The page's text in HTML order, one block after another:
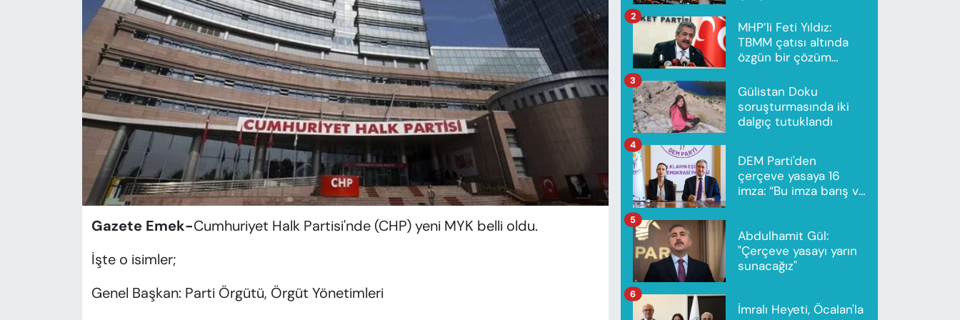
Gazete Emek-Cumhuriyet Halk Partisi'nde (CHP) yeni MYK belli oldu.
İşte o isimler;
Genel Başkan: Parti Örgütü, Örgüt Yönetimleri
MHP’li Feti Yıldız:
TBMM çatısı altında
özgün bir çözüm
2
Gülistan Doku
soruşturmasında iki
dalgıç tutuklandı
3
DEM Parti'den
çerçeve yasaya 16
imza: “Bu imza barış ve
4
Abdulhamit Gül:
"Çerçeve yasayı yarın
sunacağız"
5
İmralı Heyeti, Öcalan'la
6
SAĞLIK
KÜLTÜR-SANAT
ÖZEL HABER
YAZAR KÖŞESİ
VAN VE DİYARBAKIR HABERLERİ